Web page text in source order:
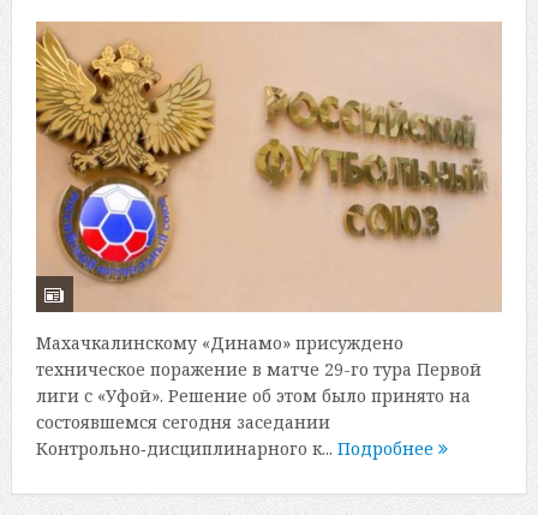
Махачкалинскому «Динамо» присуждено
техническое поражение в матче 29-го тура Первой
лиги с «Уфой». Решение об этом было принято на
состоявшемся сегодня заседании
Контрольно‑дисциплинарного к... Подробнее